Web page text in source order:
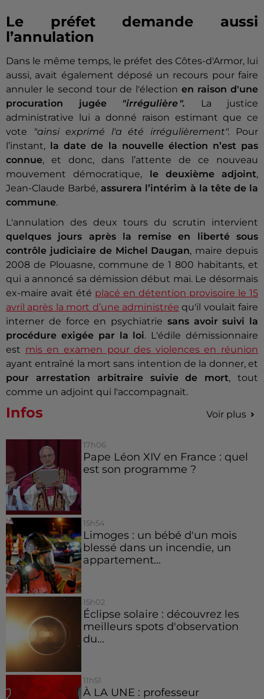
Le préfet demande aussi
l’annulation
Dans le même temps, le préfet des Côtes-d'Armor, lui
aussi, avait également déposé un recours pour faire
annuler le second tour de l'élection en raison d'une
procuration jugée "irrégulière ". La justice
administrative lui a donné raison estimant que ce
vote
"ainsi exprimé l'a été irrégulièrement".
Pour
l’instant, la date de la nouvelle élection n’est pas
connue, et donc, dans l’attente de ce nouveau
mouvement démocratique, le deuxième adjoint,
Jean-Claude Barbé,assurera l’intérim à la tête de la
commune.
L'annulation des deux tours du scrutin intervient
quelques jours après la remise en liberté sous
contrôle judiciaire de Michel Daugan, maire depuis
2008 de Plouasne, commune de 1 800 habitants, et
qui a annoncé sa démission début mai. Le désormais
ex-maire avait été placé en détention provisoire le 15
avril après la mort d’une administrée qu'il voulait faire
interner de force en psychiatrie sans avoir suivi la
procédure exigée par la loi. L'édile démissionnaire
est mis en examen pour des violences en réunion
ayant entraîné la mort sans intention de la donner, et
pour arrestation arbitraire suivie de mort, tout
comme un adjoint qui l'accompagnait.
Infos Voir plus
17h06
Pape Léon XIV en France : quel
est son programme ?
15h54
Limoges : un bébé d'un mois
blessé dans un incendie, un
appartement...
15h02
Éclipse solaire : découvrez les
meilleurs spots d'observation
du...
11h51
À LA UNE : professeur